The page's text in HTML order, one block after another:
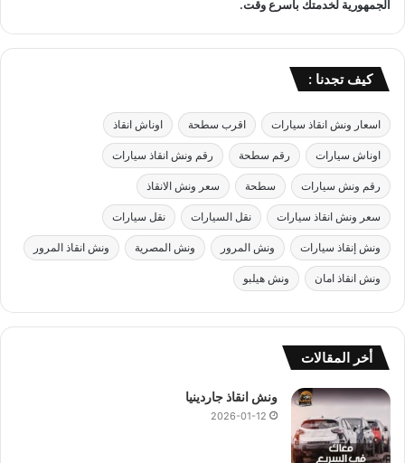
الجمهورية لخدمتك باسرع وقت.
كيف تجدنا :
اسعار ونش انقاذ سيارات اقرب سطحة اوناش انقاذ
اوناش سيارات رقم سطحة رقم ونش انقاذ سيارات
رقم ونش سيارات سطحة سعر ونش الانقاذ
سعر ونش انقاذ سيارات نقل السيارات نقل سيارات
ونش إنقاذ سيارات ونش المرور ونش المصرية ونش انقاذ المرور
ونش انقاذ امان ونش هيلبو
أخر المقالات
ونش انقاذ جاردينيا
2026-01-12